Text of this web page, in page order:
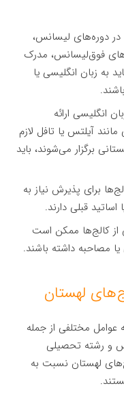
دوره‌های لیسانس،
فوق‌لیسانس، مدرک
به زبان انگلیسی یا
انگلیسی ارائه
آیلتس یا تافل لازم
برگزار می‌شوند، باید
برای پذیرش نیاز به
اساتید قبلی دارند.
از کالج‌ها ممکن است
مصاحبه داشته باشند.
مختلفی از جمله
و رشته تحصیلی
لهستان نسبت به